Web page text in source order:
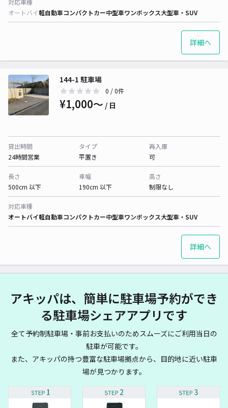
対応車種
オートバイ軽自動車コンパクトカー中型車ワンボックス大型車・SUV
詳細へ
144-1 駐車場
0 / 0件
¥1,000〜 / 日
貸出時間
24時間営業
タイプ
平置き
再入庫
可
長さ
500cm 以下
車幅
190cm 以下
高さ
制限なし
対応車種
オートバイ軽自動車コンパクトカー中型車ワンボックス大型車・SUV
詳細へ
アキッパは、簡単に駐車場予約ができ
る駐車場シェアアプリです
全て予約制駐車場・事前お支払いのためスムーズにご利用当日の
駐車が可能です。
また、アキッパの持つ豊富な駐車場拠点から、目的地に近い駐車
場が見つかります。